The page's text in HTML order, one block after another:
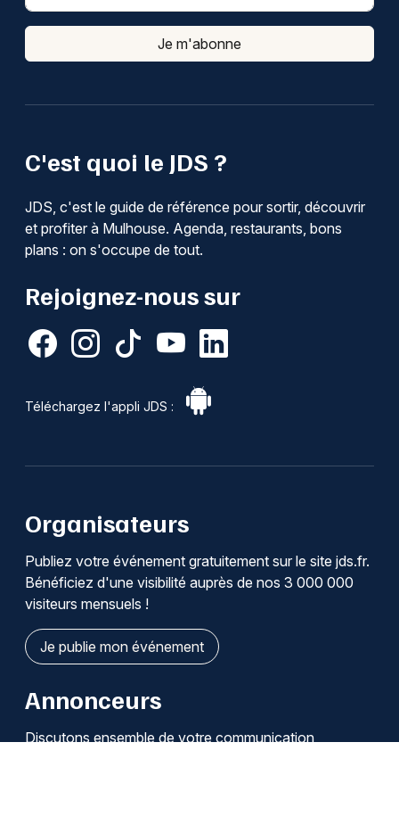
C'est quoi le JDS ?
JDS, c'est le guide de référence pour sortir, découvrir
et profiter à Mulhouse. Agenda, restaurants, bons
plans : on s'occupe de tout.
Rejoignez-nous sur
Téléchargez l'appli JDS :
Je m'abonne
Organisateurs
Publiez votre événement gratuitement sur le site jds.fr.
Bénéficiez d'une visibilité auprès de nos 3 000 000
visiteurs mensuels !
Je publie mon événement
Annonceurs
Discutons ensemble de votre communication